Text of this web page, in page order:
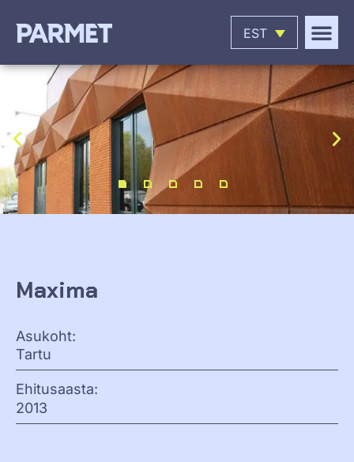
EST
Maxima
Asukoht:
Tartu
Ehitusaasta:
2013